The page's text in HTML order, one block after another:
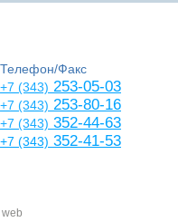
Телефон/Факс
+7 (343) 253-05-03
+7 (343) 253-80-16
+7 (343) 352-44-63
+7 (343) 352-41-53